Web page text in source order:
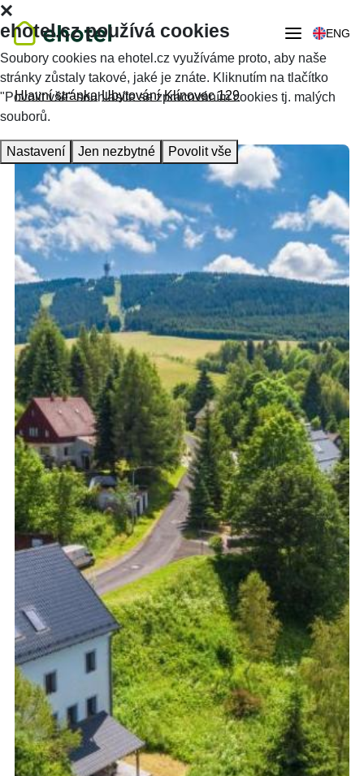
ENG
Hlavní stránka Ubytování Klínovec 129
ehotel.cz používá cookies
Soubory cookies na ehotel.cz využíváme proto, aby naše
stránky zůstaly takové, jaké je znáte. Kliknutím na tlačítko
"Povolit vše" souhlasíte se zpracováním cookies tj. malých
souborů.
Nastavení Jen nezbytné Povolit vše